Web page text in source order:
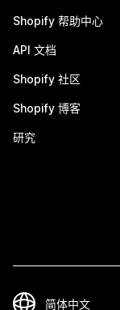
Shopify 帮助中心
API 文档
Shopify 社区
Shopify 博客
研究